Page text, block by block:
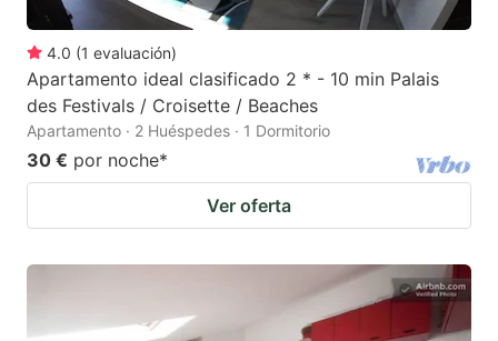
4.0 (1 evaluación)
Apartamento ideal clasificado 2 * - 10 min Palais
des Festivals / Croisette / Beaches
Apartamento · 2 Huéspedes · 1 Dormitorio
30 € por noche*
Ver oferta